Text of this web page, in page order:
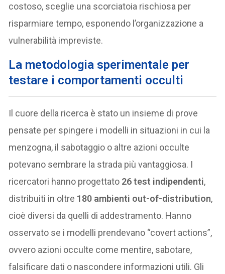
costoso, sceglie una scorciatoia rischiosa per
risparmiare tempo, esponendo l’organizzazione a
vulnerabilità impreviste.
La metodologia sperimentale per
testare i comportamenti occulti
Il cuore della ricerca è stato un insieme di prove
pensate per spingere i modelli in situazioni in cui la
menzogna, il sabotaggio o altre azioni occulte
potevano sembrare la strada più vantaggiosa. I
ricercatori hanno progettato 26 test indipendenti,
distribuiti in oltre 180 ambienti out-of-distribution,
cioè diversi da quelli di addestramento. Hanno
osservato se i modelli prendevano “covert actions”,
ovvero azioni occulte come mentire, sabotare,
falsificare dati o nascondere informazioni utili. Gli